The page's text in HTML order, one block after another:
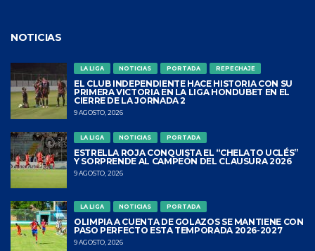
NOTICIAS
LA LIGA NOTICIAS PORTADA REPECHAJE
EL CLUB INDEPENDIENTE HACE HISTORIA CON SU
PRIMERA VICTORIA EN LA LIGA HONDUBET EN EL
CIERRE DE LA JORNADA 2
9 AGOSTO, 2026
LA LIGA NOTICIAS PORTADA
ESTRELLA ROJA CONQUISTA EL “CHELATO UCLÉS”
Y SORPRENDE AL CAMPEÓN DEL CLAUSURA 2026
9 AGOSTO, 2026
LA LIGA NOTICIAS PORTADA
OLIMPIA A CUENTA DE GOLAZOS SE MANTIENE CON
PASO PERFECTO ESTA TEMPORADA 2026-2027
9 AGOSTO, 2026